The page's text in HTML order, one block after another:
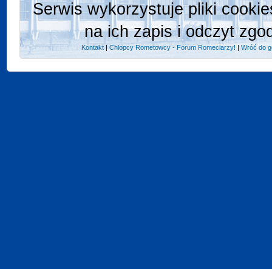
Serwis wykorzystuje pliki
na ich zapis i odczyt
Kontakt |Chlopcy Rometowcy - Forum Romeciarzy! |Wróć do